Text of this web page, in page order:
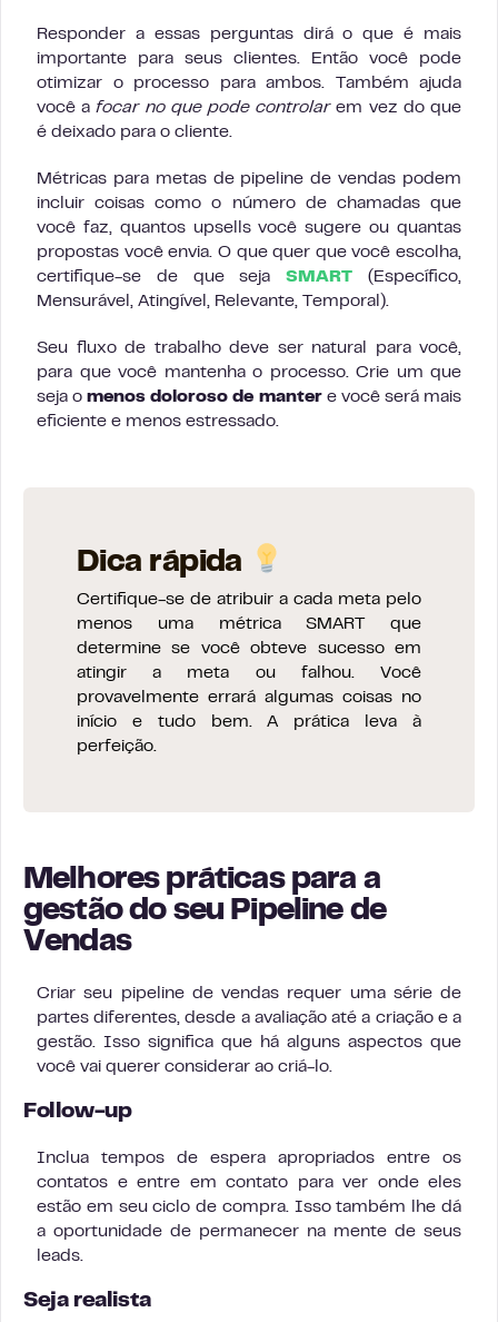
Responder a essas perguntas dirá o que é mais
importante para seus clientes. Então você pode
otimizar o processo para ambos. Também ajuda
você afocar no que pode controlarem vez do que
é deixado para o cliente.
Métricas para metas de pipeline de vendas podem
incluir coisas como o número de chamadas que
você faz, quantos upsells você sugere ou quantas
propostas você envia. O que quer que você escolha,
certifique-se de que sejaSMART (Específico,
Mensurável, Atingível, Relevante, Temporal).
Seu fluxo de trabalho deve ser natural para você,
para que você mantenha o processo. Crie um que
seja omenos doloroso de mantere você será mais
eficiente e menos estressado.
Dica rápida
Certifique-se de atribuir a cada meta pelo
menos uma métrica SMART que
determine se você obteve sucesso em
atingir a meta ou falhou. Você
provavelmente errará algumas coisas no
início e tudo bem. A prática leva à
perfeição.
Melhores práticas para a
gestão do seu Pipeline de
Vendas
Criar seu pipeline de vendas requer uma série de
partes diferentes, desde a avaliação até a criação e a
gestão. Isso significa que há alguns aspectos que
você vai querer considerar ao criá-lo.
Follow-up
Inclua tempos de espera apropriados entre os
contatos e entre em contato para ver onde eles
estão em seu ciclo de compra. Isso também lhe dá
a oportunidade de permanecer na mente de seus
leads.
Seja realista